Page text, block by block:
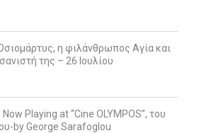
η φιλάνθρωπος Αγία και
της – 26 Ιουλίου
Playing at “Cine OLYMPOS”, του
by George Sarafoglou